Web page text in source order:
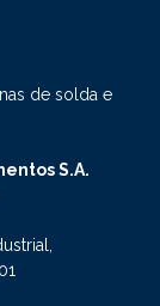
de solda e
S.A.